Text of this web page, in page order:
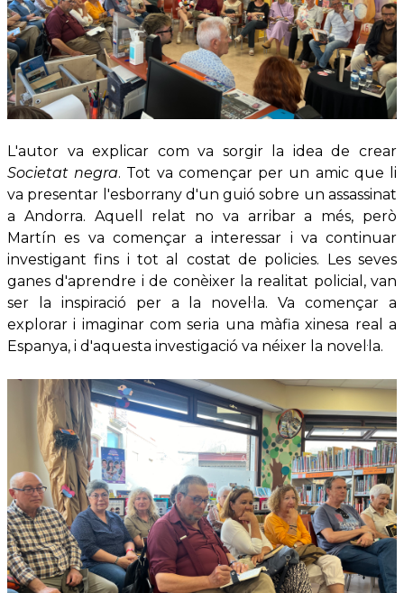
L'autor va explicar com va sorgir la idea de crear
Societat negra. Tot va començar per un amic que li
va presentar l'esborrany d'un guió sobre un assassinat
a Andorra. Aquell relat no va arribar a més, però
Martín es va començar a interessar i va continuar
investigant fins i tot al costat de policies. Les seves
ganes d'aprendre i de conèixer la realitat policial, van
ser la inspiració per a la novel·la. Va començar a
explorar i imaginar com seria una màfia xinesa real a
Espanya, i d'aquesta investigació va néixer la novel·la.